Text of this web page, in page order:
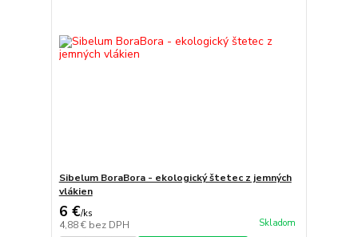
Sibelum BoraBora - ekologický štetec z jemných
vlákien
6 €/ks
4,88 € bez DPH Skladom